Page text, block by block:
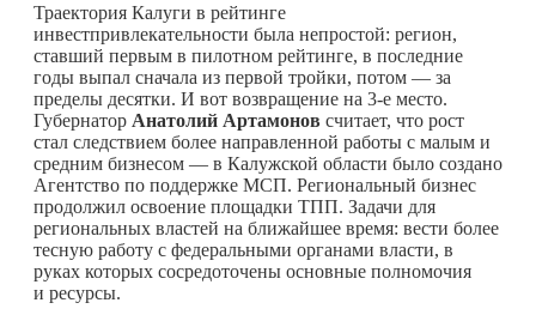
Траектория Калуги в рейтинге
инвестпривлекательности была непростой: регион,
ставший первым в пилотном рейтинге, в последние
годы выпал сначала из первой тройки, потом — за
пределы десятки. И вот возвращение на 3-е место.
Губернатор Анатолий Артамонов считает, что рост
стал следствием более направленной работы с малым и
средним бизнесом — в Калужской области было создано
Агентство по поддержке МСП. Региональный бизнес
продолжил освоение площадки ТПП. Задачи для
региональных властей на ближайшее время: вести более
тесную работу с федеральными органами власти, в
руках которых сосредоточены основные полномочия
и ресурсы.